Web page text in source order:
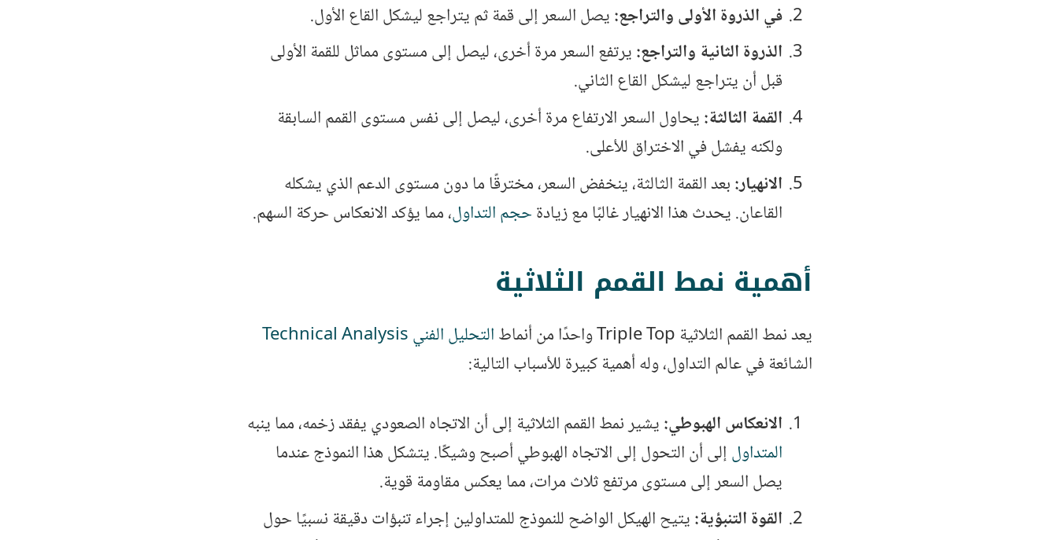
في الذروة الأولى والتراجع:يصل السعر إلى قمة ثم يتراجع ليشكل القاع الأول.
الذروة الثانية والتراجع:يرتفع السعر مرة أخرى، ليصل إلى مستوى مماثل للقمة الأولى
قبل أن يتراجع ليشكل القاع الثاني.
القمة الثالثة:يحاول السعر الارتفاع مرة أخرى، ليصل إلى نفس مستوى القمم السابقة
ولكنه يفشل في الاختراق للأعلى.
الانهيار:بعد القمة الثالثة، ينخفض ​​السعر، مخترقًا ما دون مستوى الدعم الذي يشكله
القاعان. يحدث هذا الانهيار غالبًا مع زيادةحجم التداول، مما يؤكد الانعكاس حركة السهم.
أهمية نمط القمم الثلاثية
يعد نمط القمم الثلاثية Triple Top واحدًا من أنماط
التحليل الفني Technical Analysis
الشائعة في عالم التداول، وله أهمية كبيرة للأسباب التالية:
الانعكاس الهبوطي:يشير نمط القمم الثلاثية إلى أن الاتجاه الصعودي يفقد زخمه، مما ينبه
المتداولإلى أن التحول إلى الاتجاه الهبوطي أصبح وشيكًا. يتشكل هذا النموذج عندما
يصل السعر إلى مستوى مرتفع ثلاث مرات، مما يعكس مقاومة قوية.
القوة التنبؤية:يتيح الهيكل الواضح للنموذج للمتداولين إجراء تنبؤات دقيقة نسبيًا حول